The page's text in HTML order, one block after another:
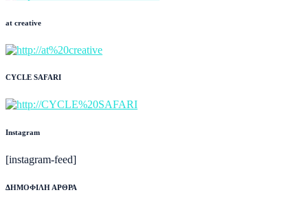
at creative
CYCLE SAFARI
Instagram
[instagram-feed]
ΔΗΜΟΦΙΛΗ ΑΡΘΡΑ